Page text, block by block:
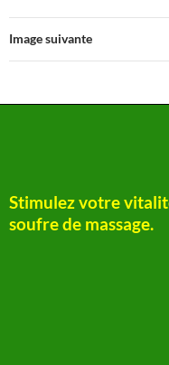
Image suivante
Stimulez votre
soufre de massage.